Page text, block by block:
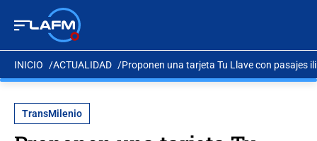
INICIO ACTUALIDAD Proponen una tarjeta Tu Llave con pasajes
TransMilenio